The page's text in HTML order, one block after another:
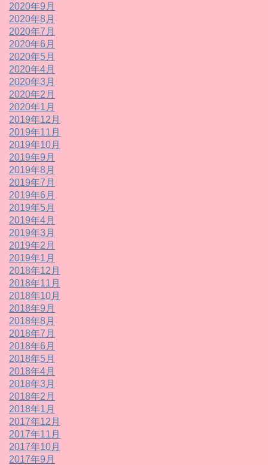
2020年9月
2020年8月
2020年7月
2020年6月
2020年5月
2020年4月
2020年3月
2020年2月
2020年1月
2019年12月
2019年11月
2019年10月
2019年9月
2019年8月
2019年7月
2019年6月
2019年5月
2019年4月
2019年3月
2019年2月
2019年1月
2018年12月
2018年11月
2018年10月
2018年9月
2018年8月
2018年7月
2018年6月
2018年5月
2018年4月
2018年3月
2018年2月
2018年1月
2017年12月
2017年11月
2017年10月
2017年9月